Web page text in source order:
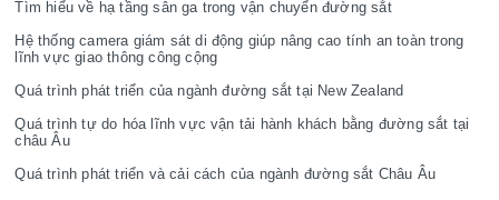
Tìm hiểu về hạ tầng sân ga trong vận chuyển đường sắt
Hệ thống camera giám sát di động giúp nâng cao tính an toàn trong
lĩnh vực giao thông công cộng
Quá trình phát triển của ngành đường sắt tại New Zealand
Quá trình tự do hóa lĩnh vực vận tải hành khách bằng đường sắt tại
châu Âu
Quá trình phát triển và cải cách của ngành đường sắt Châu Âu